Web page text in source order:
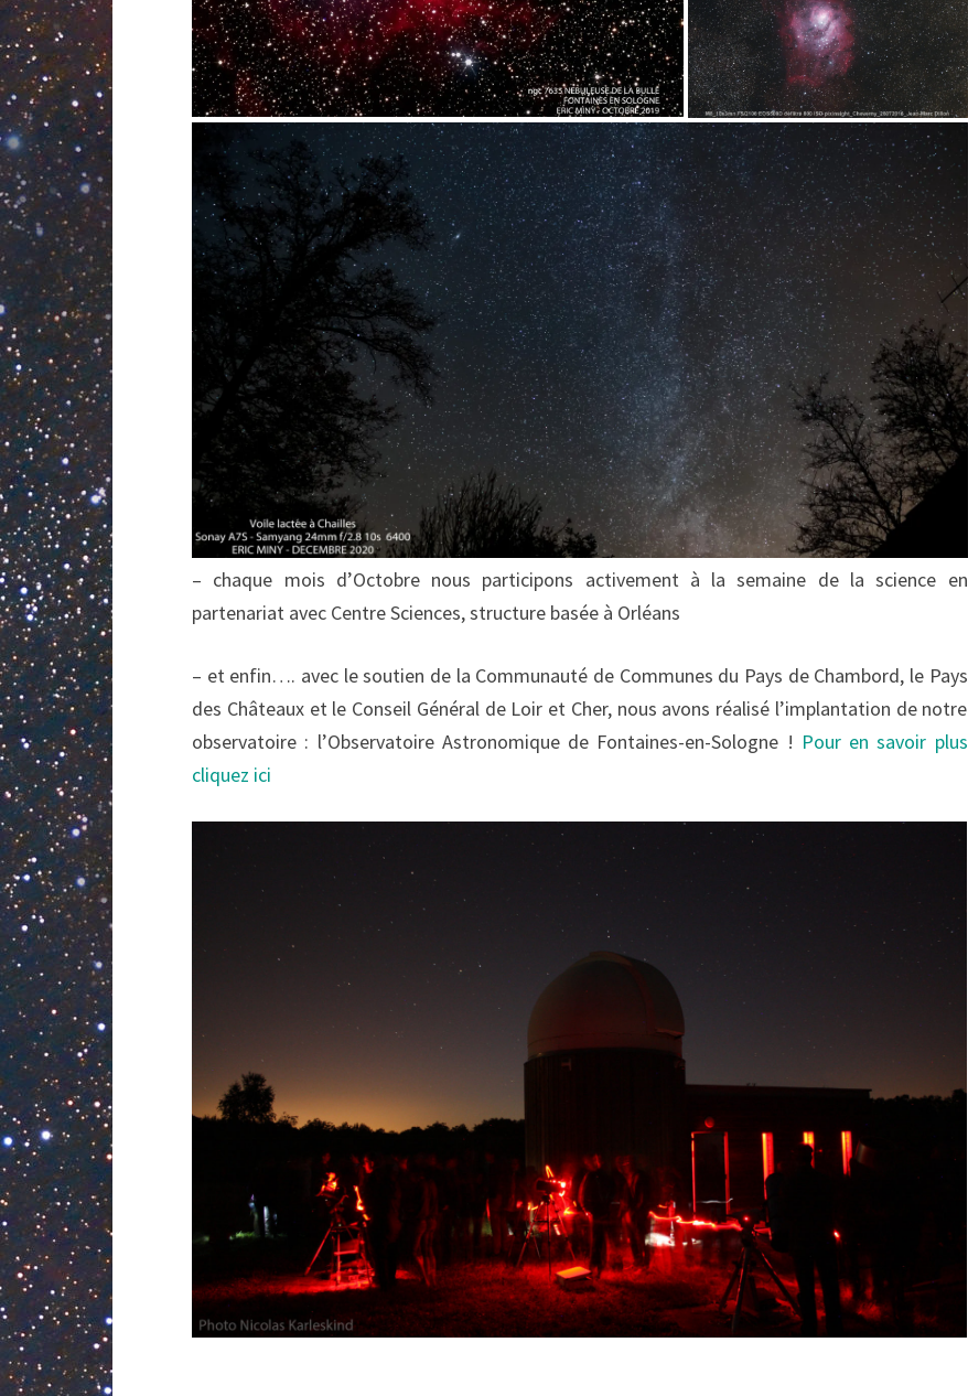
– chaque mois d’Octobre nous participons activement à la semaine de la science en
partenariat avec Centre Sciences, structure basée à Orléans
– et enfin…. avec le soutien de la Communauté de Communes du Pays de Chambord, le Pays
des Châteaux et le Conseil Général de Loir et Cher, nous avons réalisé l’implantation de notre
observatoire : l’Observatoire Astronomique de Fontaines-en-Sologne ! Pour en savoir plus
cliquez ici